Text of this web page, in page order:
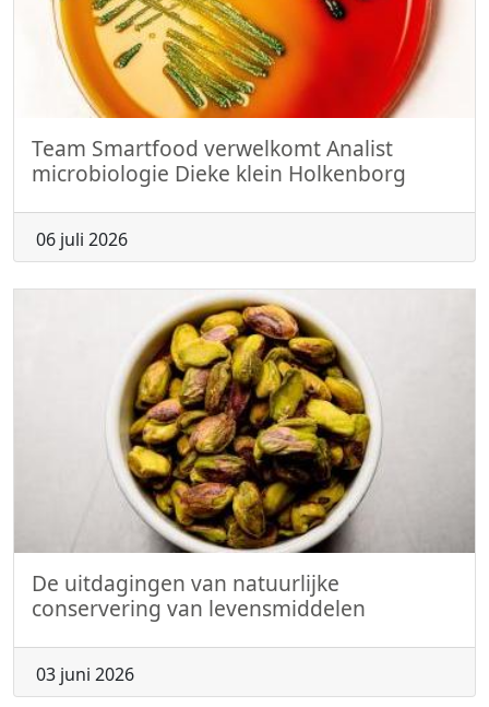
Team Smartfood verwelkomt Analist
microbiologie Dieke klein Holkenborg
06 juli 2026
De uitdagingen van natuurlijke
conservering van levensmiddelen
03 juni 2026